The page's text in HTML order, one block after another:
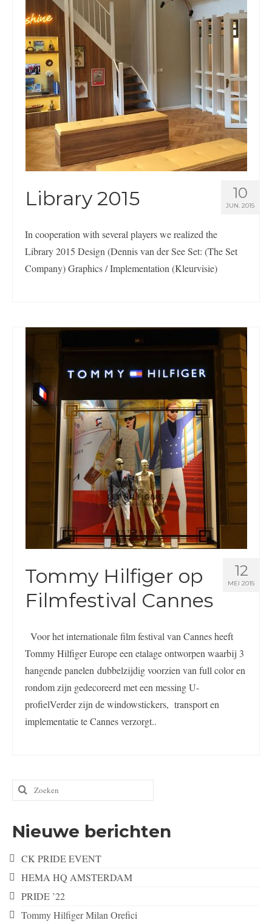
Nederlands
English
10
JUN. 2015
Library 2015
In cooperation with several players we realized the
Library 2015 Design (Dennis van der See Set: (The Set
Company) Graphics / Implementation (Kleurvisie)
12
MEI 2015
Tommy Hilfiger op
Filmfestival Cannes
Voor het internationale film festival van Cannes heeft
Tommy Hilfiger Europe een etalage ontworpen waarbij 3
hangende panelen dubbelzijdig voorzien van full color en
rondom zijn gedecoreerd met een messing U-
profielVerder zijn de windowstickers, transport en
implementatie te Cannes verzorgt..
Zoeken
naar:
Nieuwe berichten
CK PRIDE EVENT
HEMA HQ AMSTERDAM
PRIDE ’22
Tommy Hilfiger Milan Orefici